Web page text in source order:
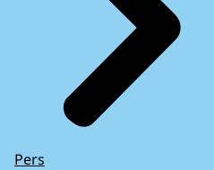
Pers